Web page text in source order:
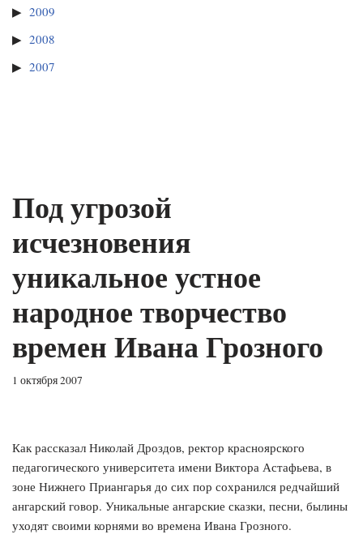
2009
2008
2007
Под угрозой
исчезновения
уникальное устное
народное творчество
времен Ивана Грозного
1 октября 2007
Как рассказал Николай Дроздов, ректор красноярского
педагогического университета имени Виктора Астафьева, в
зоне Нижнего Приангарья до сих пор сохранился редчайший
ангарский говор. Уникальные ангарские сказки, песни, былины
уходят своими корнями во времена Ивана Грозного.